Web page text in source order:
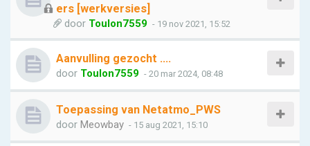
ers [werkversies]
door Toulon7559 - 19 nov 2021, 15:52
Aanvulling gezocht ….
door Toulon7559 - 20 mar 2024, 08:48
Toepassing van Netatmo_PWS
door Meowbay - 15 aug 2021, 15:10